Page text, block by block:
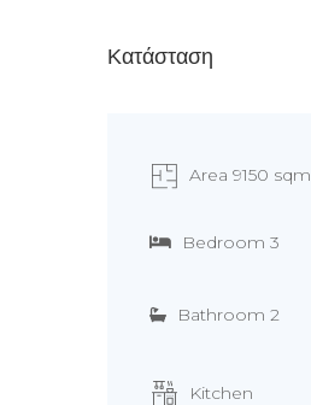
Κατάσταση
Area 9150 sqm
Bedroom 3
Bathroom 2
Kitchen